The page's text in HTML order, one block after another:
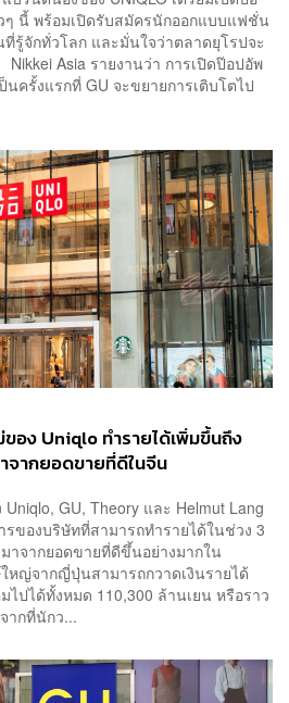
ๆ นี้ พร้อมเปิดรับสมัครนักออกแบบแฟชั่น
รู้จักทั่วโลก และมั่นใจว่าตลาดยุโรปจะ
Asia รายงานว่า การเปิดป๊อปอัพ
ครั้งแรกที่ GU จะขยายการเติบโตไป
อง Uniqlo ทำรายได้เพิ่มขึ้นถึง
จากยอดขายที่ดีในจีน
GU, Theory และ Helmut Lang
รของบริษัทที่สามารถทำรายได้ในช่วง 3
าจากยอดขายที่ดีขึ้นอย่างมากใน
ญ่จากญี่ปุ่นสามารถกวาดเงินรายได้
ปได้ทั้งหมด 110,300 ล้านเยน หรือราว
ากที่นักว...